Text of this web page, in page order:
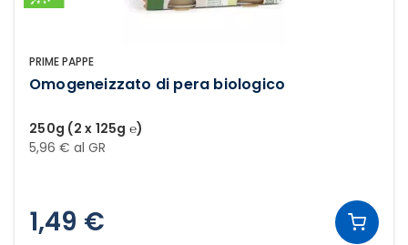
PRIME PAPPE
Omogeneizzato di pera biologico
250g (2 x 125g ℮)
5,96 € al GR
1,49 €